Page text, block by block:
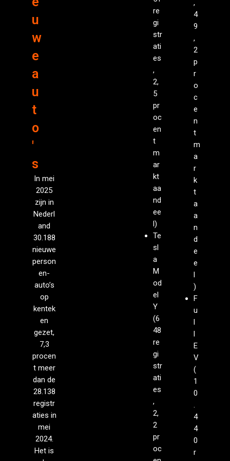
u
w
e
a
u
t
o
'
s
In mei
2025
zijn in
Nederl
and
30.188
nieuwe
person
en­
auto’s
op
kentek
en
gezet,
7,3
procen
t meer
dan de
28.138
registr
aties in
mei
2024.
Het is
re
gi
str
ati
es
,
2,
5
pr
oc
en
t
m
ar
kt
aa
nd
ee
l)
Te
sl
a
M
od
el
Y
(6
48
re
gi
str
ati
es
,
2,
2
pr
oc
,
4
9
,
2
p
r
o
c
e
n
t
m
a
r
k
t
a
a
n
d
e
e
l
)
F
u
l
l
E
V
(
1
0
4
4
0
r